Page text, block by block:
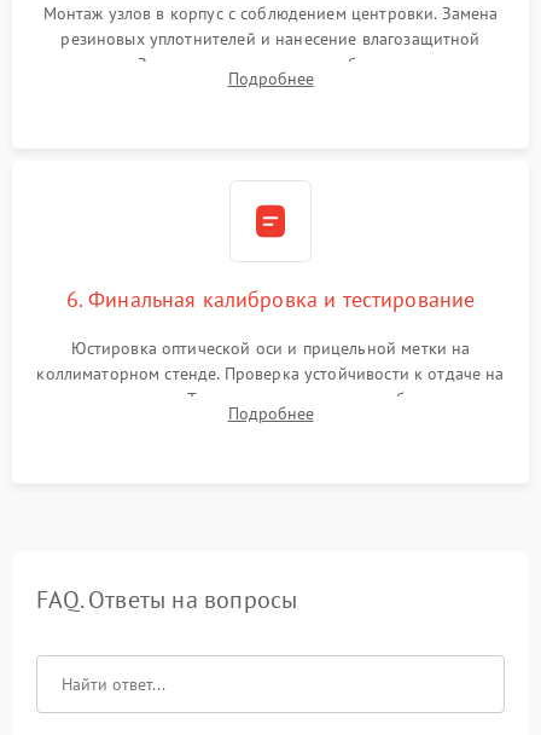
Монтаж узлов в корпус с соблюдением центровки. Замена
резиновых уплотнителей и нанесение влагозащитной
смазки. Заполнение внутреннего объема прицела
осушенным азотом для предотвращения запотевания оптики
Подробнее
6. Финальная калибровка и тестирование
Юстировка оптической оси и прицельной метки на
коллиматорном стенде. Проверка устойчивости к отдаче на
ударном стенде. Тестирование качества изображения в
темноте, дальности обнаружения и корректной работы всех
Подробнее
FAQ. Ответы на вопросы